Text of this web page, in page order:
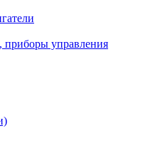
приборы управления